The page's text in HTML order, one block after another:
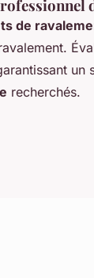
de
un
recherchés.